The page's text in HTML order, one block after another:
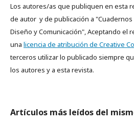
Los autores/as que publiquen en esta
de autor y de publicación a
Diseño y Comunicación", Aceptando el
una licencia de atribución de Creative
terceros utilizar lo publicado siempre
los autores y a esta revista.
Artículos más leídos del